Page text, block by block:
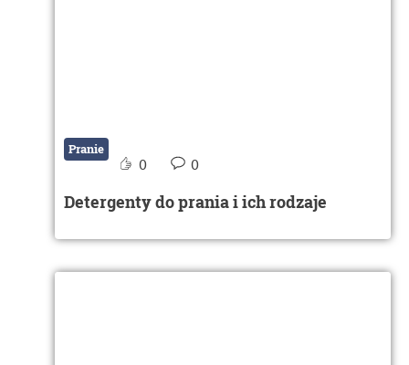
Pranie
0 0
Detergenty do prania i ich rodzaje